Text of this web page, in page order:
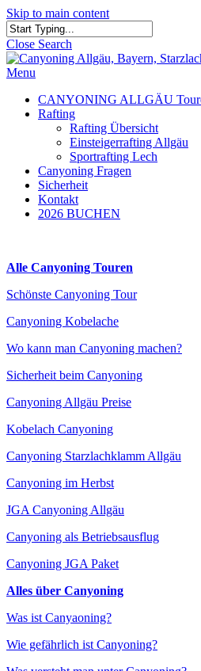
Skip to main content
Close Search
Menu
CANYONING ALLGÄU
Rafting
Rafting Übersicht
Einsteigerrafting Allgäu
Sportrafting Lech
Canyoning Fragen
Sicherheit
Kontakt
2026 BUCHEN
Alle Canyoning Touren
Schönste Canyoning Tour
Canyoning Kobelache
Wo kann man Canyoning machen?
Sicherheit beim Canyoning
Canyoning Allgäu Preise
Kobelach Canyoning
Canyoning Starzlachklamm Allgäu
Canyoning im Herbst
JGA Canyoning Allgäu
Canyoning als Betriebsausflug
Canyoning JGA Paket
Alles über Canyoning
Was ist Canyaoning?
Wie gefährlich ist Canyoning?